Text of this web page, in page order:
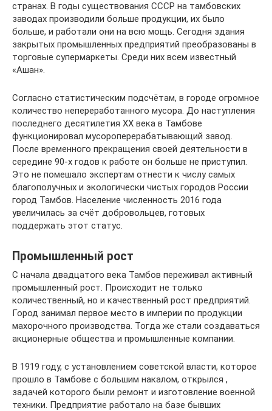
странах. В годы существования СССР на тамбовских
заводах производили больше продукции, их было
больше, и работали они на всю мощь. Сегодня здания
закрытых промышленных предприятий преобразованы в
торговые супермаркеты. Среди них всем известный
«Ашан».
Согласно статистическим подсчётам, в городе огромное
количество непереработанного мусора. До наступления
последнего десятилетия XX века в Тамбове
функционировал мусороперерабатывающий завод.
После временного прекращения своей деятельности в
середине 90-х годов к работе он больше не приступил.
Это не помешало экспертам отнести к числу самых
благополучных и экологически чистых городов России
город Тамбов. Население численность 2016 года
увеличилась за счёт добровольцев, готовых
поддержать этот статус.
Промышленный рост
С начала двадцатого века Тамбов переживал активный
промышленный рост. Происходит не только
количественный, но и качественный рост предприятий.
Город занимал первое место в империи по продукции
махорочного производства. Тогда же стали создаваться
акционерные общества и промышленные компании.
В 1919 году, с установлением советской власти, которое
прошло в Тамбове с большим накалом, открылся ,
задачей которого были ремонт и изготовление военной
техники. Предприятие работало на базе бывших